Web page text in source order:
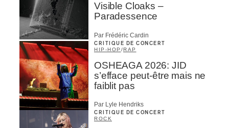
Visible Cloaks –
Paradessence
Par Frédéric Cardin
CRITIQUE DE CONCERT
HIP-HOP /RAP
OSHEAGA 2026: JID
s’efface peut-être mais ne
faiblit pas
Par Lyle Hendriks
CRITIQUE DE CONCERT
ROCK